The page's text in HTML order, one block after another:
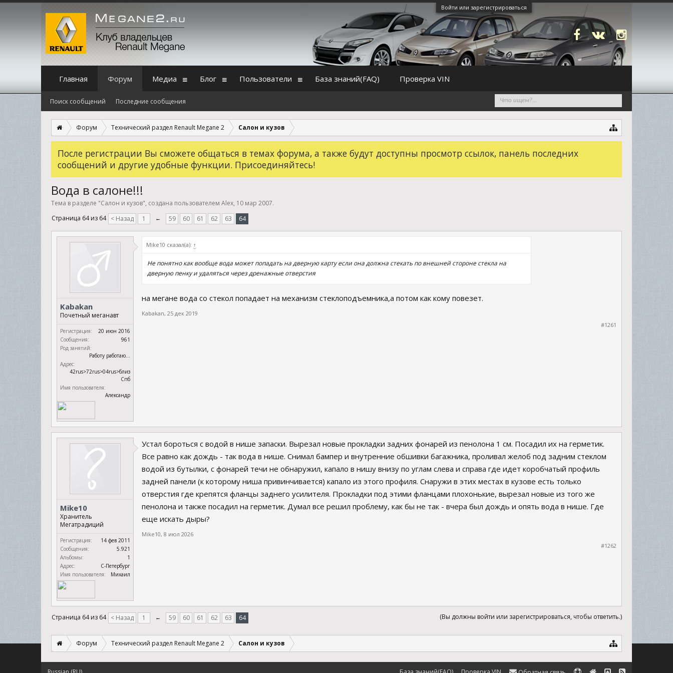
Войти или зарегистрироваться
Форум Технический раздел Renault Megane 2 Салон и кузов
После регистрации Вы сможете общаться в темах форума, а также будут доступны просмотр ссылок, панель последних
сообщений и другие удобные функции. Присоединяйтесь!
Вода в салоне!!!
Тема в разделе "Салон и кузов", создана пользователем Alex, 10 мар 2007.
Страница 64 из 64 < Назад 1 ← 59 60 61 62 63 64
Kabakan
Почетный меганавт
Регистрация:
20 июн 2016
Сообщения:
961
Род занятий:
Работу работаю...
Адрес:
42rus>72rus>04rus>близ
Спб
Имя пользователя:
Александр
Mike10 сказал(а): ↑
Не понятно как вообще вода может попадать на дверную карту если она должна стекать по внешней стороне стекла на
дверную пенку и удаляться через дренажные отверстия
на мегане вода со стекол попадает на механизм стеклоподъемника,а потом как кому повезет.
Kabakan, 25 дек 2019
#1261
Mike10
Хранитель
Мегатрадиций
Регистрация:
14 фев 2011
Сообщения:
5.921
Альбомы:
1
Адрес:
С-Петербург
Имя пользователя:
Михаил
Устал бороться с водой в нише запаски. Вырезал новые прокладки задних фонарей из пенолона 1 см. Посадил их на герметик.
Все равно как дождь - так вода в нише. Снимал бампер и внутренние обшивки багажника, проливал желоб под задним стеклом
водой из бутылки, с фонарей течи не обнаружил, капало в нишу внизу по углам слева и справа где идет коробчатый профиль
задней панели (к которому ниша привинчивается) капало из этого профиля. Снаружи в этих местах в кузове есть только
отверстия где крепятся фланцы заднего усилителя. Прокладки под этими фланцами плохонькие, вырезал новые из того же
пенолона и также посадил на герметик. Думал все решил проблему, как бы не так - вчера был дождь и опять вода в нише. Где
еще искать дыры?
Mike10, 8 июл 2026
#1262
(Вы должны войти или зарегистрироваться, чтобы ответить.)
Страница 64 из 64 < Назад 1 ← 59 60 61 62 63 64
Форум Технический раздел Renault Megane 2 Салон и кузов
Главная Форум
Поиск сообщений Последние сообщения
Медиа Блог Пользователи База знаний(FAQ) Проверка VIN